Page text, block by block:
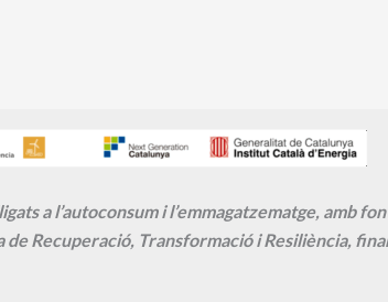
a l’autoconsum i l’emmagatzematge, amb
Recuperació, Transformació i Resiliència,